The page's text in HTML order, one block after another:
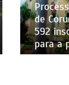
de
592
para a